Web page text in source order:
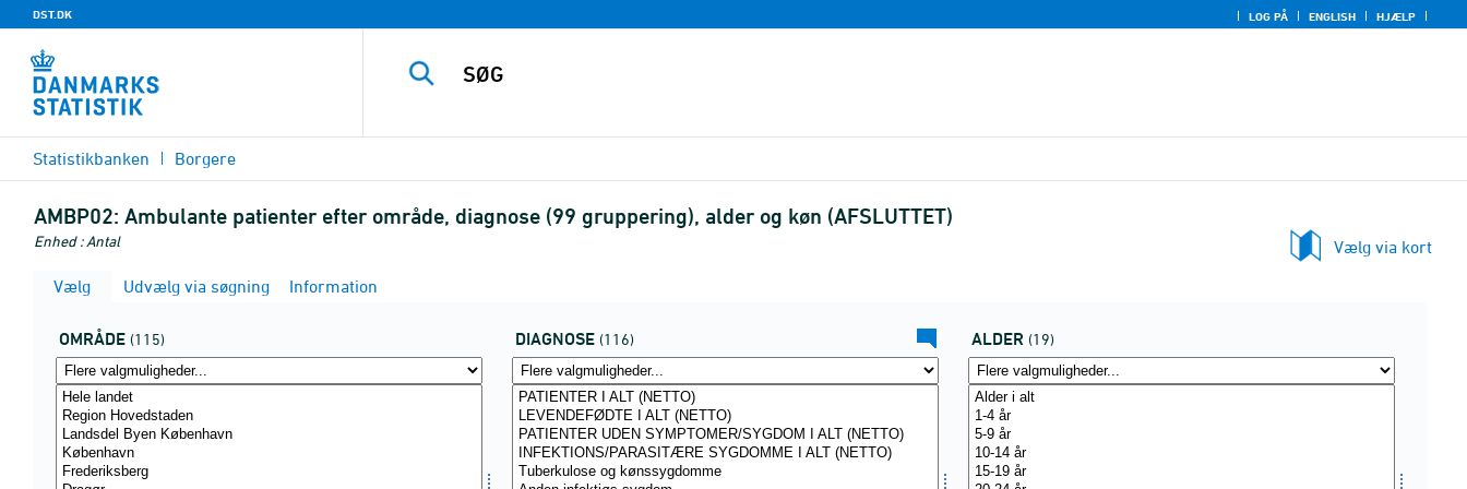
DST.DK LOG PÅ ENGLISH HJÆLP
Statistikbanken Borgere
AMBP02: Ambulante patienter efter område, diagnose (99 gruppering), alder og køn (AFSLUTTET)
Enhed : Antal
Vælg via kort
Vælg
Udvælg via søgning Information
OMRÅDE (115) DIAGNOSE (116) ALDER (19)